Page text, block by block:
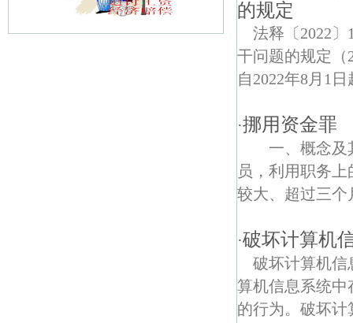
的规定
法释〔2022
干问题的规定（
自2022年8月1
·挪用资金罪
一、概念及
员，利用职务
较大、超过三个
·破坏计算机
破坏计算机信
算机信息系统中
的行为。破坏